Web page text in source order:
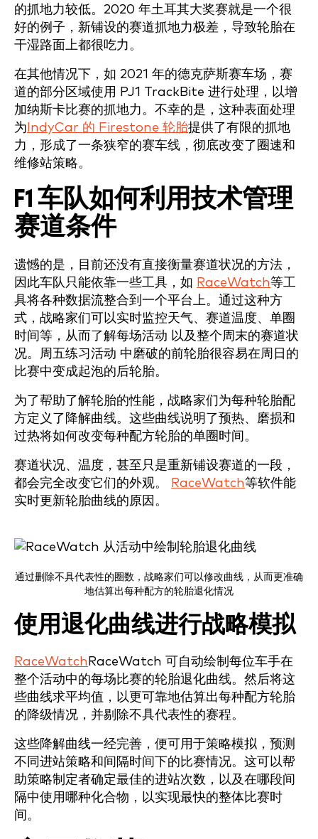
的抓地力较低。2020 年土耳其大奖赛就是一个很
好的例子，新铺设的赛道抓地力极差，导致轮胎在
干湿路面上都很吃力。
在其他情况下，如 2021 年的德克萨斯赛车场，赛
道的部分区域使用 PJ1 TrackBite 进行处理，以增
加纳斯卡比赛的抓地力。不幸的是，这种表面处理
为 IndyCar 的 Firestone 轮胎提供了有限的抓地
力，形成了一条狭窄的赛车线，彻底改变了圈速和
维修站策略。
F1 车队如何利用技术管理
赛道条件
遗憾的是，目前还没有直接衡量赛道状况的方法，
因此车队只能依靠一些工具，如 RaceWatch等工
具将各种数据流整合到一个平台上。通过这种方
式，战略家们可以实时监控天气、赛道温度、单圈
时间等，从而了解每场活动 以及整个周末的赛道状
况。周五练习活动 中磨破的前轮胎很容易在周日的
比赛中变成起泡的后轮胎。
为了帮助了解轮胎的性能，战略家们为每种轮胎配
方定义了降解曲线。这些曲线说明了预热、磨损和
过热将如何改变每种配方轮胎的单圈时间。
赛道状况、温度，甚至只是重新铺设赛道的一段，
都会完全改变它们的外观。
RaceWatch等软件能
实时更新轮胎曲线的原因。
通过删除不具代表性的圈数，战略家们可以修改曲线，从而更准确
地估算出每种配方的轮胎退化情况
使用退化曲线进行战略模拟
RaceWatch RaceWatch 可自动绘制每位车手在
整个活动中的每场比赛的轮胎退化曲线。然后将这
些曲线求平均值，以更可靠地估算出每种配方轮胎
的降级情况，并剔除不具代表性的赛程。
这些降解曲线一经完善，便可用于策略模拟，预测
不同进站策略和间隔时间下的比赛情况。这可以帮
助策略制定者确定最佳的进站次数，以及在哪段间
隔中使用哪种化合物，以实现最快的整体比赛时
间。